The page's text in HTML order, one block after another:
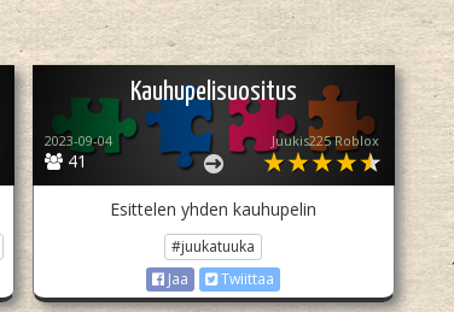
Kauhupelisuositus
41
2023-09-04 Juukis225 Roblox
Esittelen yhden kauhupelin
#juukatuuka
Jaa
Twiittaa